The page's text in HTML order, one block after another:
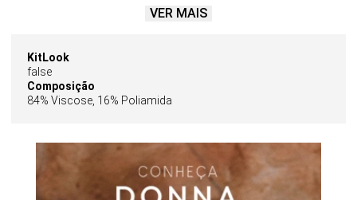
com suavidade. Os botões metálicos personalizados
aplicados ao longo da vista são o destaque do modelo,
Versátil e elegante, a blusa Gaia é ideal para composições
que transitam do dia à noite. Combine com peças de
alfaiataria para um look mais polido ou com jeans para uma
proposta contemporânea e descomplicada.
VER MAIS
KitLook
false
Composição
84% Viscose, 16% Poliamida